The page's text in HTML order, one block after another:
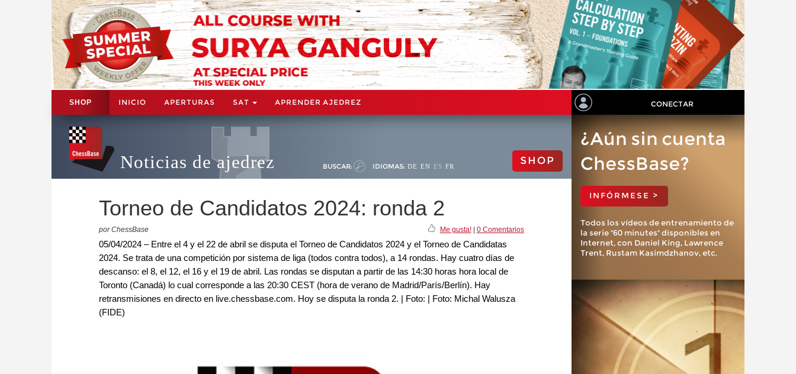
SHOP INICIO APERTURAS SAT APRENDER AJEDREZ CONECTAR
Noticias de ajedrez BUSCAR: IDIOMAS: DE EN ES FR SHOP
Torneo de Candidatos 2024: ronda 2
por ChessBase Me gusta!| 0 Comentarios
05/04/2024 – Entre el 4 y el 22 de abril se disputa el Torneo de Candidatos 2024 y el Torneo de Candidatas
2024. Se trata de una competición por sistema de liga (todos contra todos), a 14 rondas. Hay cuatro días de
descanso: el 8, el 12, el 16 y el 19 de abril. Las rondas se disputan a partir de las 14:30 horas hora local de
Toronto (Canadá) lo cual corresponde a las 20:30 CEST (hora de verano de Madrid/París/Berlín). Hay
retransmisiones en directo en live.chessbase.com. Hoy se disputa la ronda 2. | Foto: | Foto: Michal Walusza
(FIDE)
¿Aún sin cuenta
ChessBase?
INFÓRMESE >
Todos los vídeos de entrenamiento de
la serie "60 minutes" disponibles en
Internet, con Daniel King, Lawrence
Trent, Rustam Kasimdzhanov, etc.